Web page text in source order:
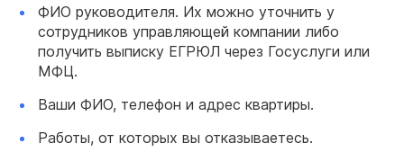
ФИО руководителя. Их можно уточнить у
сотрудников управляющей компании либо
получить выписку ЕГРЮЛ через Госуслуги или
МФЦ.
Ваши ФИО, телефон и адрес квартиры.
Работы, от которых вы отказываетесь.